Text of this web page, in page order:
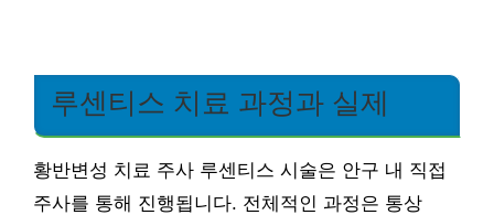
루센티스 치료 과정과 실제
황반변성 치료 주사 루센티스 시술은 안구 내 직접
주사를 통해 진행됩니다. 전체적인 과정은 통상